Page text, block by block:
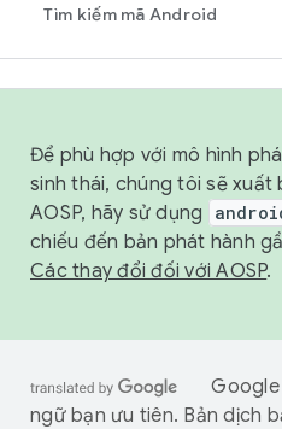
Tìm kiếm mã Android
Để phù hợp với mô hình
sinh thái, chúng tôi sẽ xuất
AOSP, hãy sử dụng
chiếu đến bản phát hành
Các thay đổi đối với AOSP.
ngữ bạn ưu tiên. Bản dịch